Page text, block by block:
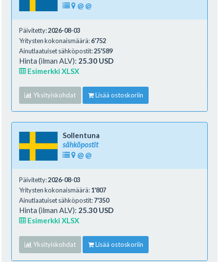
@ @
Päivitetty:2026-08-03
Yritysten kokonaismäärä:6'752
Ainutlaatuiset sähköpostit:25'589
Hinta (ilman ALV): 25.30 USD
Esimerkki XLSX
Yksityiskohdat Lisää ostoskoriin
Sollentuna
sähköpostit
@ @
Päivitetty:2026-08-03
Yritysten kokonaismäärä:1'807
Ainutlaatuiset sähköpostit:7'350
Hinta (ilman ALV): 25.30 USD
Esimerkki XLSX
Yksityiskohdat Lisää ostoskoriin